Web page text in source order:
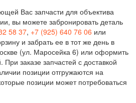
Вас запчасти для объектива
вы можете забронировать деталь
58 37, +7 (925) 640 76 06 или
и забрать ее в тот же день в
(ул. Маросейка 6) или оформить
При заказе запчастей с доставкой
позиции отгружаются на
позиции может потребоваться